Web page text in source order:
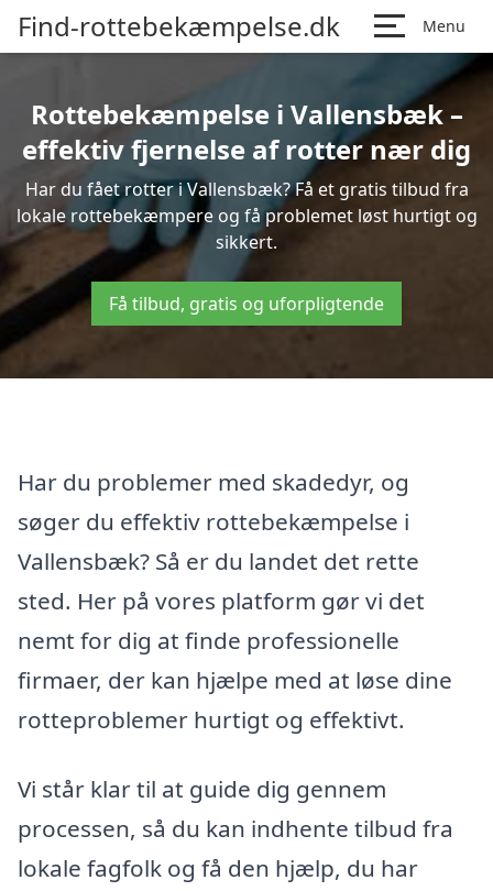
Find-rottebekæmpelse.dk Menu
Rottebekæmpelse i Vallensbæk –
effektiv fjernelse af rotter nær dig
Har du fået rotter i Vallensbæk? Få et gratis tilbud fra
lokale rottebekæmpere og få problemet løst hurtigt og
sikkert.
Få tilbud, gratis og uforpligtende
Har du problemer med skadedyr, og
søger du effektiv rottebekæmpelse i
Vallensbæk? Så er du landet det rette
sted. Her på vores platform gør vi det
nemt for dig at finde professionelle
firmaer, der kan hjælpe med at løse dine
rotteproblemer hurtigt og effektivt.
Vi står klar til at guide dig gennem
processen, så du kan indhente tilbud fra
lokale fagfolk og få den hjælp, du har